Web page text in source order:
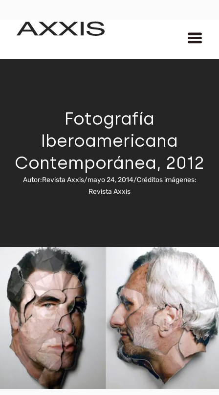
Fotografía
Iberoamericana
Contemporánea, 2012
Autor:Revista Axxis/mayo 24, 2014/Créditos imágenes:
Revista Axxis